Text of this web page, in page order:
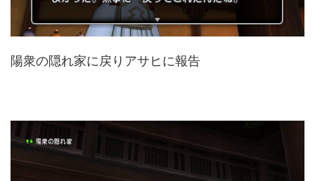
陽衆の隠れ家に戻りアサヒに報告